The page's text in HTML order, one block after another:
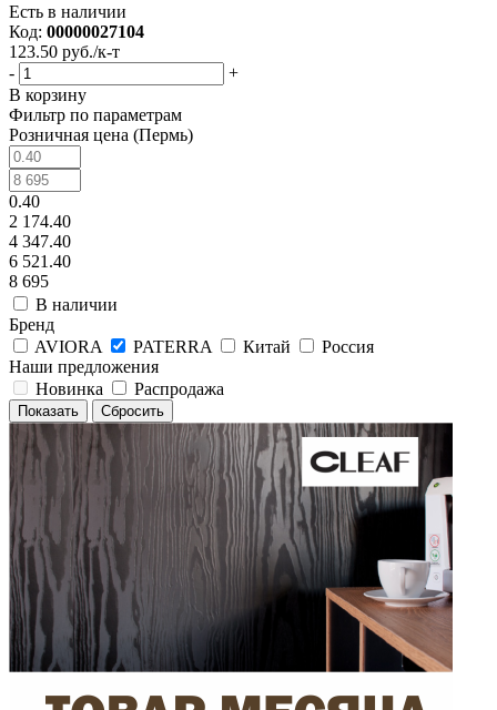
Есть в наличии
Код: 00000027104
123.50 руб./к-т
-
+
В корзину
Фильтр по параметрам
Розничная цена (Пермь)
0.40
2 174.40
4 347.40
6 521.40
8 695
В наличии
Бренд
AVIORA
PATERRA Китай
Россия
Наши предложения
Новинка
Распродажа
Сбросить